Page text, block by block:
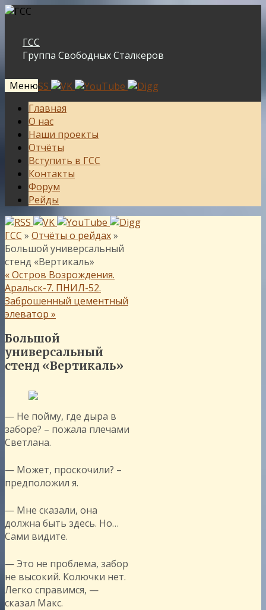
ГСС
Группа Свободных Сталкеров
Меню
Перейти
содержимому
Главная
О нас
Наши проекты
Отчёты
Вступить в ГСС
Контакты
Форум
Рейды
ГСС » Отчёты о рейдах»
Большой универсальный
стенд «Вертикаль»
«Остров Возрождения.
Аральск-7. ПНИЛ-52.
Заброшенный цементный
элеватор »
Большой
универсальный
стенд «Вертикаль»
— Не пойму, где дыра в
заборе? – пожала плечами
Светлана.
— Может, проскочили? –
предположил я.
— Мне сказали, она
должна быть здесь. Но…
Сами видите.
— Это не проблема, забор
не высокий. Колючки нет.
Легко справимся, —
сказал Макс.